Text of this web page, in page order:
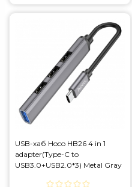
USB-хаб Hoco HB26 4 in 1
adapter(Type-C to
USB3.0+USB2.0*3) Metal Gray